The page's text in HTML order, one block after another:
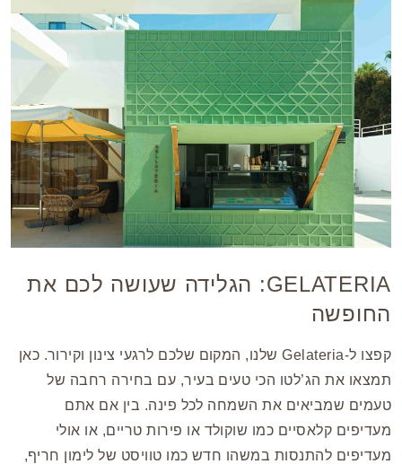
GELATERIA: הגלידה שעושה לכם את
החופשה
קפצו ל-Gelateria שלנו, המקום שלכם לרגעי צינון וקירור. כאן
תמצאו את הג’לטו הכי טעים בעיר, עם בחירה רחבה של
טעמים שמביאים את השמחה לכל פינה. בין אם אתם
מעדיפים קלאסיים כמו שוקולד או פירות טריים, או אולי
מעדיפים להתנסות במשהו חדש כמו טוויסט של לימון חריף,